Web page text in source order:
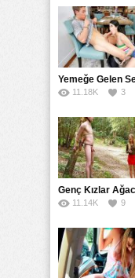
11.18K 3
11.14K 9